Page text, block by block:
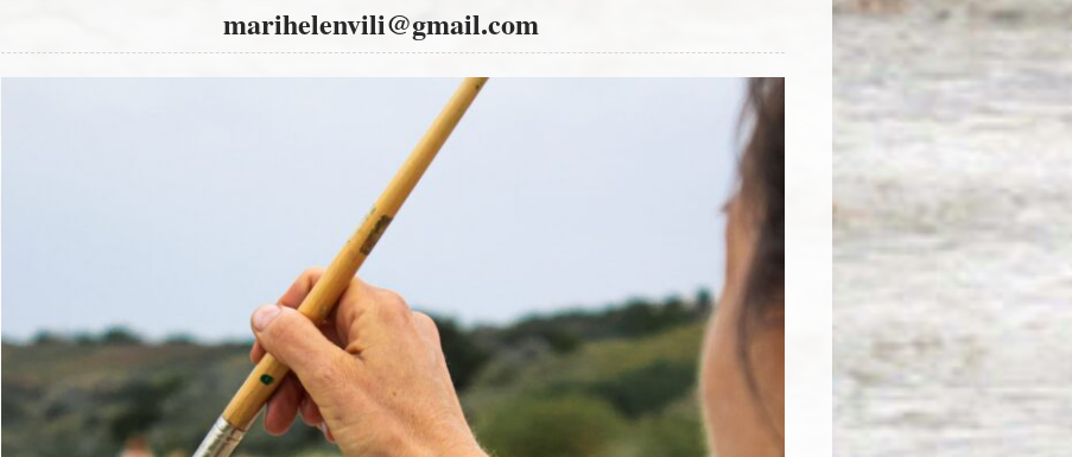
marihelenvili@gmail.com